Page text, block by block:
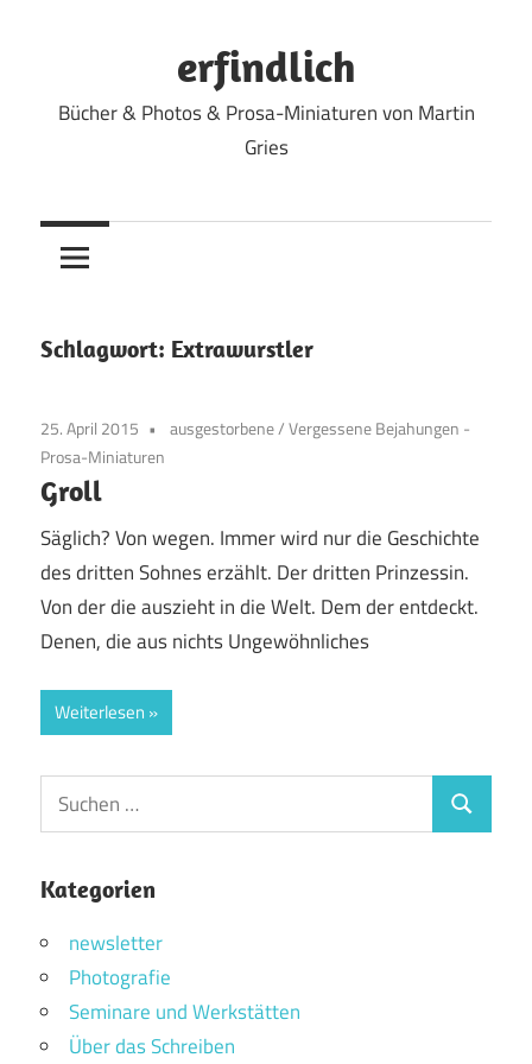
erfindlich
Bücher & Photos & Prosa-Miniaturen von Martin
Gries
Schlagwort: Extrawurstler
25. April 2015 ausgestorbene/Vergessene Bejahungen -
Prosa-Miniaturen
Groll
Säglich? Von wegen. Immer wird nur die Geschichte
des dritten Sohnes erzählt. Der dritten Prinzessin.
Von der die auszieht in die Welt. Dem der entdeckt.
Denen, die aus nichts Ungewöhnliches
Weiterlesen
Suchen
nach:
Suchen
Kategorien
newsletter
Photografie
Seminare und Werkstätten
Über das Schreiben